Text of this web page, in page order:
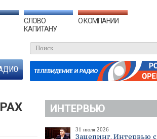
СЛОВО
КАПИТАНУ
О КОМПАНИИ
ИНТЕРВЬЮ
31 июля 2026
Зацепинг. Интервью с